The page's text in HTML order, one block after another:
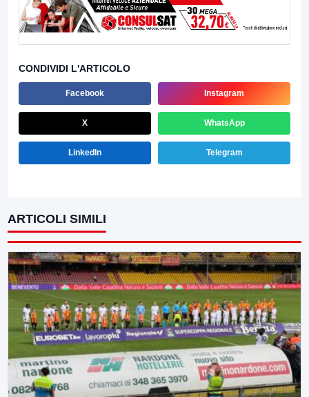
CONDIVIDI L'ARTICOLO
Facebook Instagram
X WhatsApp
LinkedIn Telegram
ARTICOLI SIMILI